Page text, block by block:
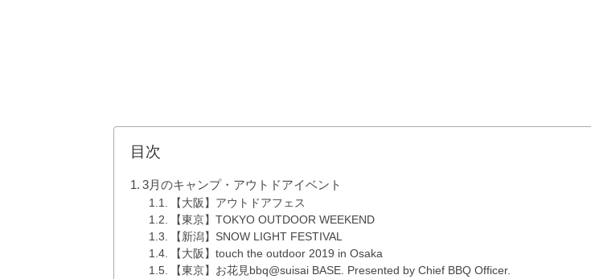
目次
3月のキャンプ・アウトドアイベント
【大阪】アウトドアフェス
【東京】TOKYO OUTDOOR WEEKEND
【新潟】SNOW LIGHT FESTIVAL
【大阪】touch the outdoor 2019 in Osaka
【東京】お花見bbq@suisai BASE. Presented by Chief BBQ Officer.